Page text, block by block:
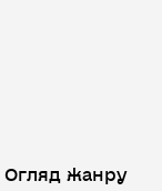
жанру